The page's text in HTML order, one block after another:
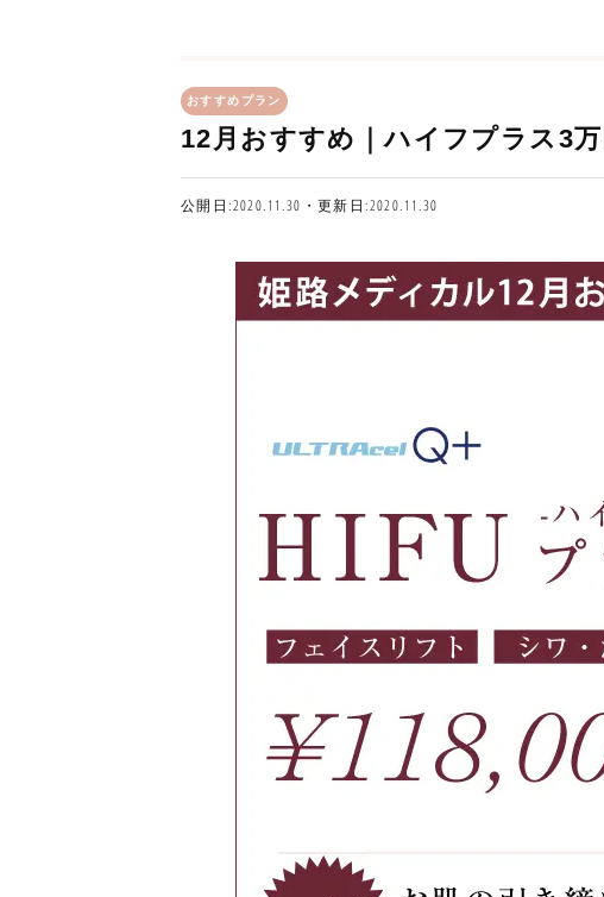
おすすめプラン
12月おすすめ｜ハイフプラス3万
公開日:2020.11.30・更新日:2020.11.30